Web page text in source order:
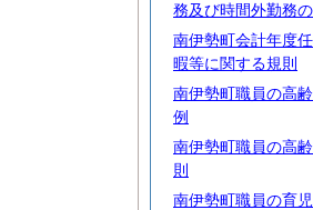
務及び時間外勤務
南伊勢町会計年度
暇等に関する規則
南伊勢町職員の高
例
南伊勢町職員の高
則
南伊勢町職員の育